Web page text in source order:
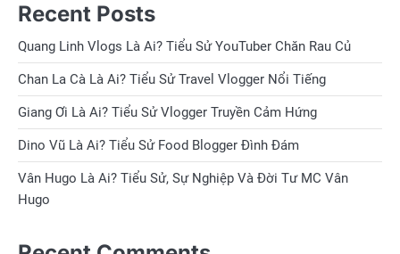
Recent Posts
Quang Linh Vlogs Là Ai? Tiểu Sử YouTuber Chăn Rau Củ
Chan La Cà Là Ai? Tiểu Sử Travel Vlogger Nổi Tiếng
Giang Ơi Là Ai? Tiểu Sử Vlogger Truyền Cảm Hứng
Dino Vũ Là Ai? Tiểu Sử Food Blogger Đình Đám
Vân Hugo Là Ai? Tiểu Sử, Sự Nghiệp Và Đời Tư MC Vân
Hugo